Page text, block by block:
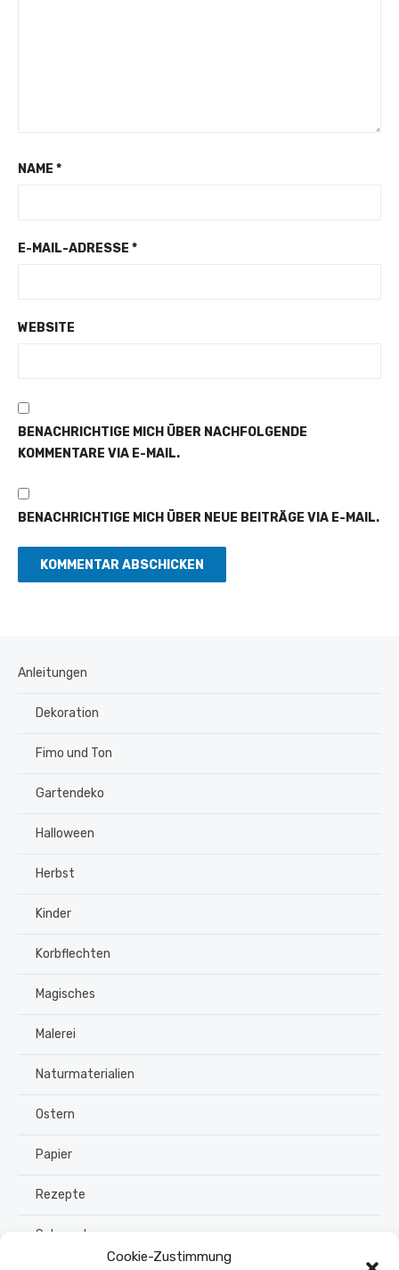
Cookie-Zustimmung
NAME *
E-MAIL-ADRESSE *
WEBSITE
BENACHRICHTIGE MICH ÜBER NACHFOLGENDE
KOMMENTARE VIA E-MAIL.
BENACHRICHTIGE MICH ÜBER NEUE BEITRÄGE VIA E-MAIL.
Anleitungen
Dekoration
Fimo und Ton
Gartendeko
Halloween
Herbst
Kinder
Korbflechten
Magisches
Malerei
Naturmaterialien
Ostern
Papier
Rezepte
Schmuck